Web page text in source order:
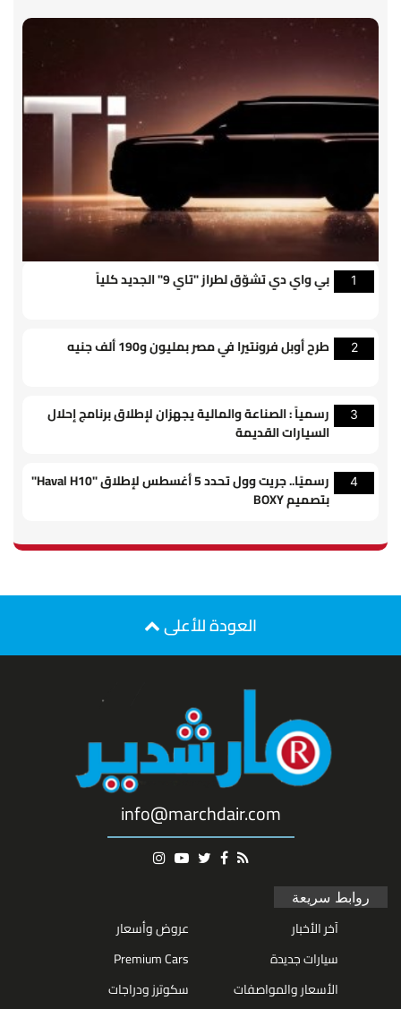
1 بي واي دي تشوّق لطراز "تاي 9" الجديد كلياً
2 طرح أوبل فرونتيرا في مصر بمليون و190 ألف جنيه
3
رسمياً : الصناعة والمالية يجهزان لإطلاق برنامج إحلال
السيارات القديمة
4
رسميًا.. جريت وول تحدد 5 أغسطس لإطلاق "Haval H10"
بتصميم BOXY
العودة للأعلى
info@marchdair.com
روابط سريعة
آخر الأخبار
سيارات جديدة
الأسعار والمواصفات
عروض وأسعار
Premium Cars
سكوترز ودراجات